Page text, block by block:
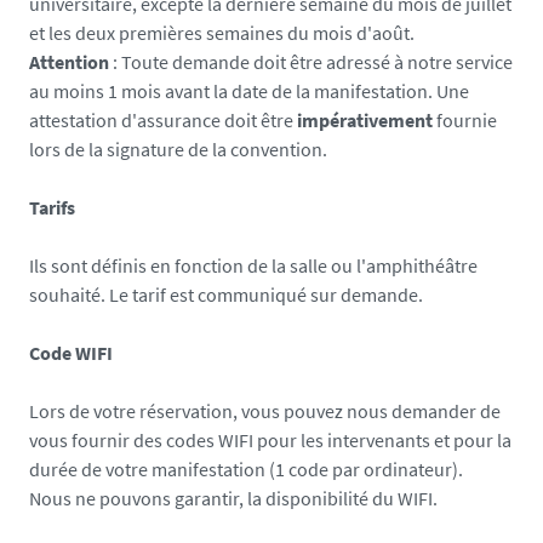
et les deux premières semaines du mois d'août.
Attention : Toute demande doit être adressé à notre service
au moins 1 mois avant la date de la manifestation. Une
attestation d'assurance doit être impérativementfournie
lors de la signature de la convention.
Tarifs
Ils sont définis en fonction de la salle ou l'amphithéâtre
souhaité. Le tarif est communiqué sur demande.
Code WIFI
Lors de votre réservation, vous pouvez nous demander de
vous fournir des codes WIFI pour les intervenants et pour la
durée de votre manifestation (1 code par ordinateur).
Nous ne pouvons garantir, la disponibilité du WIFI.